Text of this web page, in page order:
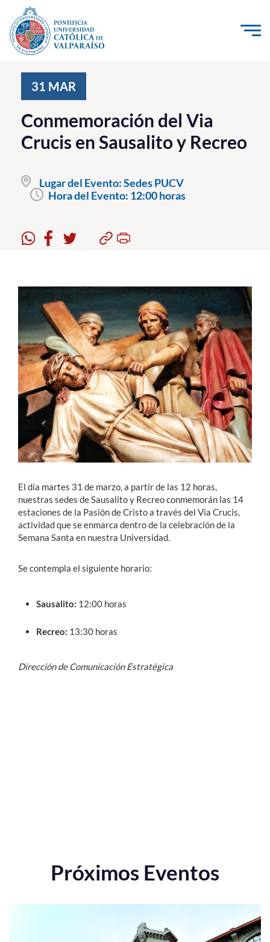
Click acá para ir directamente al contenido
Investigación, Creación e Innovación
PUCV Internacional
Vinculación con el Medio
Admisión
Postgrado
Estudiantes
Académicos
Funcionarios
Alumni
English
31 MAR
Conmemoración del Via
Crucis en Sausalito y Recreo
Lugar del Evento:Sedes PUCV
Hora del Evento: 12:00 horas
El día martes 31 de marzo, a partir de las 12 horas,
nuestras sedes de Sausalito y Recreo conmemorán las 14
estaciones de la Pasión de Cristo a través del Via Crucis,
actividad que se enmarca dentro de la celebración de la
Semana Santa en nuestra Universidad.
Se contempla el siguiente horario:
Sausalito: 12:00 horas
Recreo: 13:30 horas
Dirección de Comunicación Estratégica
Próximos Eventos